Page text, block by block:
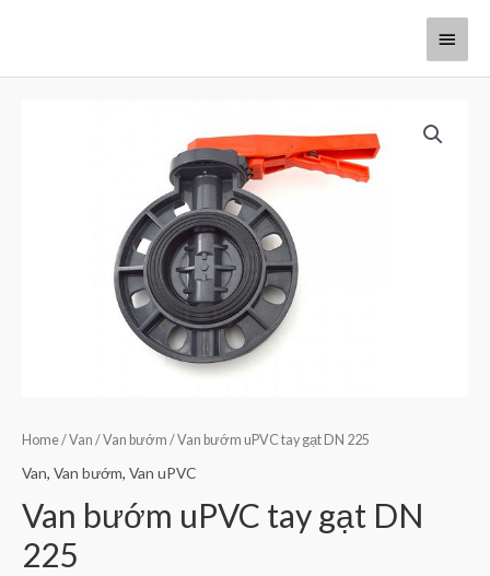
Home/Van /Van bướm / Van bướm uPVC tay gạt DN 225
Van, Van bướm, Van uPVC
Van bướm uPVC tay gạt DN
225